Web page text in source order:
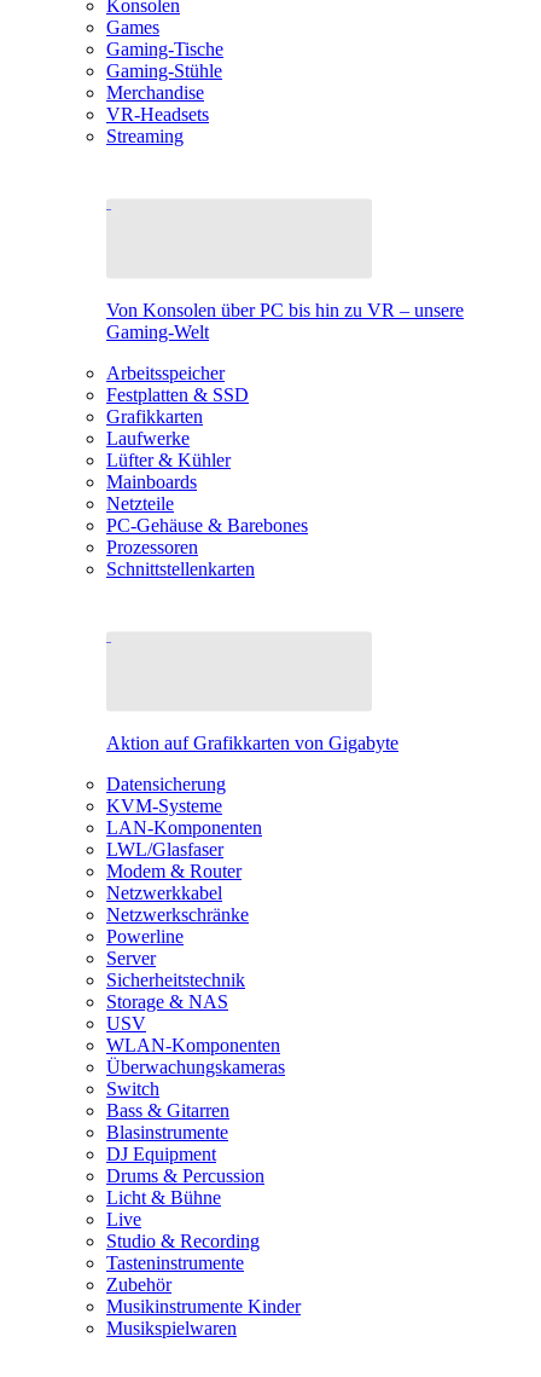
Konsolen
Games
Gaming-Tische
Gaming-Stühle
Merchandise
VR-Headsets
Streaming
Von Konsolen über PC bis hin zu VR – unsere
Gaming-Welt
Arbeitsspeicher
Festplatten & SSD
Grafikkarten
Laufwerke
Lüfter & Kühler
Mainboards
Netzteile
PC-Gehäuse & Barebones
Prozessoren
Schnittstellenkarten
Aktion auf Grafikkarten von Gigabyte
Datensicherung
KVM-Systeme
LAN-Komponenten
LWL/Glasfaser
Modem & Router
Netzwerkkabel
Netzwerkschränke
Powerline
Server
Sicherheitstechnik
Storage & NAS
USV
WLAN-Komponenten
Überwachungskameras
Switch
Bass & Gitarren
Blasinstrumente
DJ Equipment
Drums & Percussion
Licht & Bühne
Live
Studio & Recording
Tasteninstrumente
Zubehör
Musikinstrumente Kinder
Musikspielwaren